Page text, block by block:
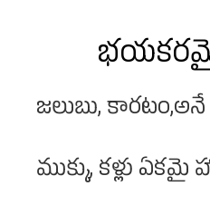
జలుబు,
ముక్కు, కళ్లు